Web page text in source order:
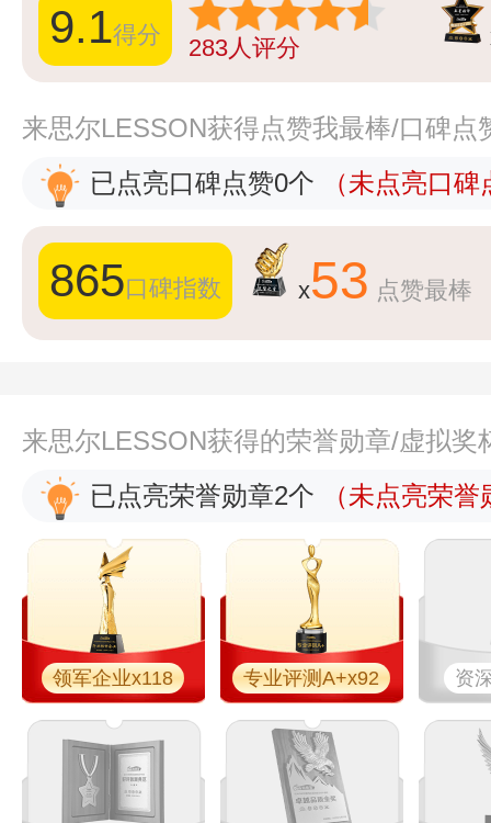
9.1得分 283人评分
来思尔LESSON获得点赞我最棒/口碑点
已点亮口碑点赞0个
（未点亮口
865口碑指数 x53 点赞最棒
来思尔LESSON获得的荣誉勋章/虚拟奖
已点亮荣誉勋章2个
（未点亮荣
领军企业x118 专业评测A+x92 资